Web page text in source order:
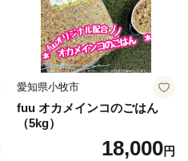
愛知県小牧市
fuu オカメインコのごはん
（5kg）
18,000円